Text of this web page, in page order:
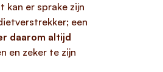
kan er sprake zijn
een
daarom altijd
en zeker te zijn